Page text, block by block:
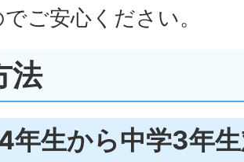
ご安心ください。
法
4年生から中学3年